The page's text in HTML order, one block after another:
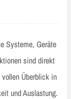
Systeme, Geräte
sind direkt
Überblick in
und Auslastung.